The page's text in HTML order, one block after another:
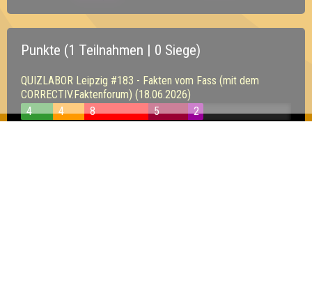
Punkte (1 Teilnahmen | 0 Siege)
QUIZLABOR Leipzig #183 - Fakten vom Fass (mit dem
CORRECTIV.Faktenforum) (18.06.2026)
4
4 8 5 2